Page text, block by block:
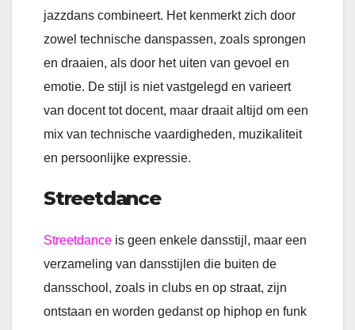
jazzdans combineert. Het kenmerkt zich door
zowel technische danspassen, zoals sprongen
en draaien, als door het uiten van gevoel en
emotie. De stijl is niet vastgelegd en varieert
van docent tot docent, maar draait altijd om een
mix van technische vaardigheden, muzikaliteit
en persoonlijke expressie.
Streetdance
Streetdance is geen enkele dansstijl, maar een
verzameling van dansstijlen die buiten de
dansschool, zoals in clubs en op straat, zijn
ontstaan en worden gedanst op hiphop en funk